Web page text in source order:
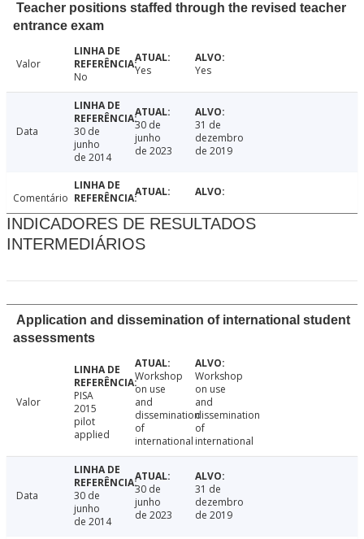
Teacher positions staffed through the revised teacher
entrance exam
Valor
No
Yes Yes
Data
30 de
junho
de 2014
30 de
junho
de 2023
31 de
dezembro
de 2019
Comentário
INDICADORES DE RESULTADOS
INTERMEDIÁRIOS
Application and dissemination of international student
assessments
Valor
PISA
2015
pilot
applied
Workshop
on use
and
dissemination
of
international
Workshop
on use
and
dissemination
of
international
Data
30 de
junho
de 2014
30 de
junho
de 2023
31 de
dezembro
de 2019